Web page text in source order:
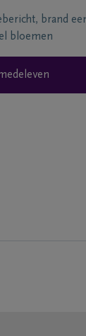
brand
bloemen